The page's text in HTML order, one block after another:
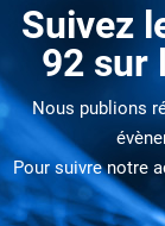
Suivez
92 sur
Nous publions
Pour suivre notre